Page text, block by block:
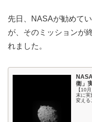
先日、NASAが勧めて
が、そのミッションが
れました。
衛」
【10
末に実
変える